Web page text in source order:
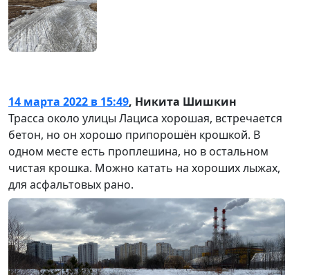
14 марта 2022 в 15:49, Никита Шишкин
Трасса около улицы Лациса хорошая, встречается
бетон, но он хорошо припорошён крошкой. В
одном месте есть проплешина, но в остальном
чистая крошка. Можно катать на хороших лыжах,
для асфальтовых рано.